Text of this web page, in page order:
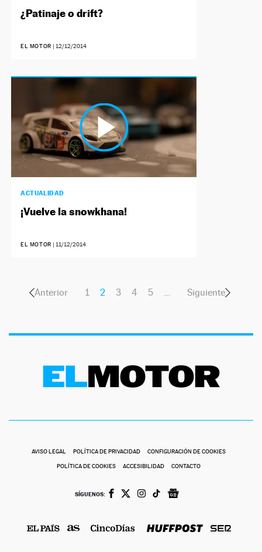
¿Patinaje o drift?
EL MOTOR | 12/12/2014
ACTUALIDAD
¡Vuelve la snowkhana!
EL MOTOR | 11/12/2014
Anterior 1 2 3 4 5 … Siguiente
AVISO LEGAL POLÍTICA DE PRIVACIDAD CONFIGURACIÓN DE COOKIES
POLÍTICA DE COOKIES ACCESIBILIDAD CONTACTO
SÍGUENOS: